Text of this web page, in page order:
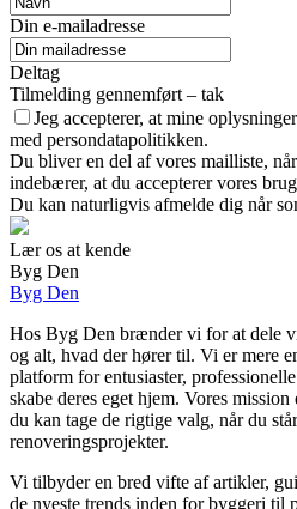
Din e-mailadresse
Deltag
Tilmelding gennemført – tak
Jeg accepterer, at mine
med persondatapolitikken.
Du bliver en del af vores mailliste,
indebærer, at du accepterer vores
Du kan naturligvis afmelde dig når
Lær os at kende
Byg Den
Byg Den
Hos Byg Den brænder vi for at dele
og alt, hvad der hører til. Vi er mere
platform for entusiaster,
skabe deres eget hjem. Vores
du kan tage de rigtige valg, når du
renoveringsprojekter.
Vi tilbyder en bred vifte af artikler,
de nyeste trends inden for byggeri til